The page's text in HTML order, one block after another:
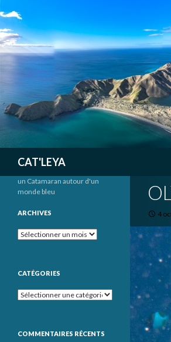
CAT'LEYA
4
un Catamaran autour d'un
monde bleu
ARCHIVES
Archives
CATÉGORIES
Catégories
COMMENTAIRES RÉCENTS